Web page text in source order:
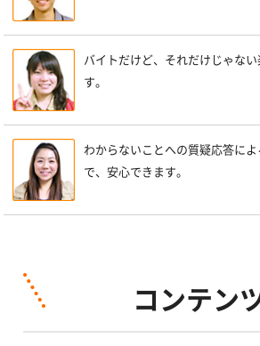
バイトだけど、それだけじゃな
す。
わからないことへの質疑応答に
で、安心できます。
コンテン